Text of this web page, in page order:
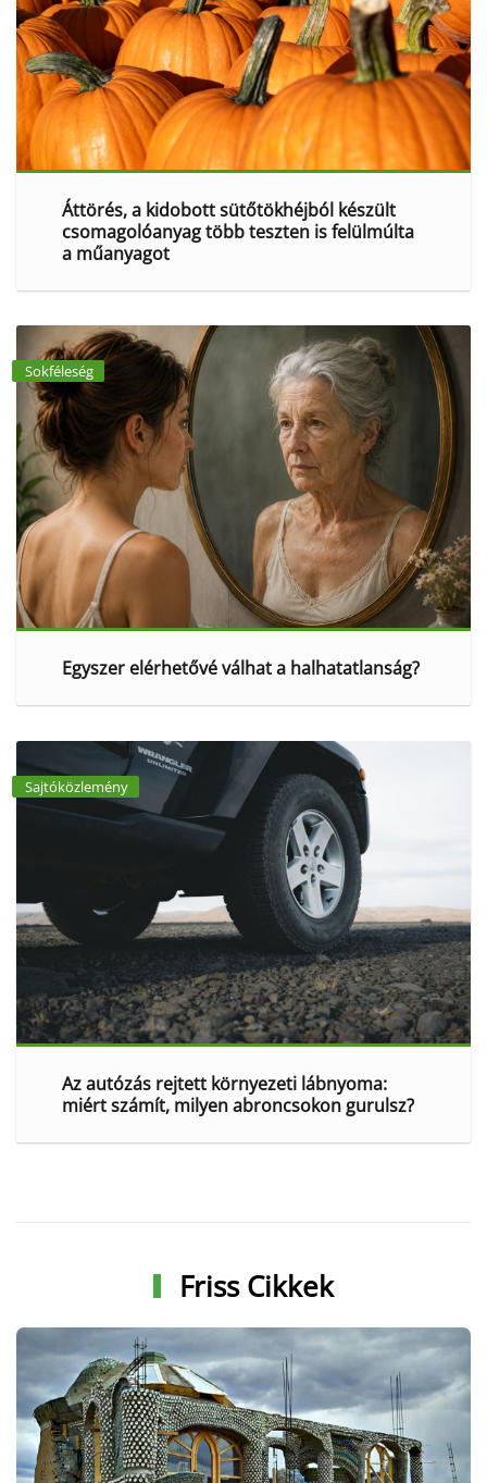
Áttörés, a kidobott sütőtökhéjból készült
csomagolóanyag több teszten is felülmúlta
a műanyagot
Sokféleség
Egyszer elérhetővé válhat a halhatatlanság?
Sajtóközlemény
Az autózás rejtett környezeti lábnyoma:
miért számít, milyen abroncsokon gurulsz?
Friss Cikkek